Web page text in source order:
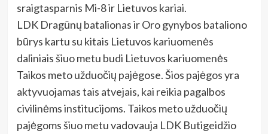
sraigtasparnis Mi-8 ir Lietuvos kariai.
LDK Dragūnų batalionas ir Oro gynybos bataliono
būrys kartu su kitais Lietuvos kariuomenės
daliniais šiuo metu budi Lietuvos kariuomenės
Taikos meto užduočių pajėgose. Šios pajėgos yra
aktyvuojamas tais atvejais, kai reikia pagalbos
civilinėms institucijoms. Taikos meto užduočių
pajėgoms šiuo metu vadovauja LDK Butigeidžio